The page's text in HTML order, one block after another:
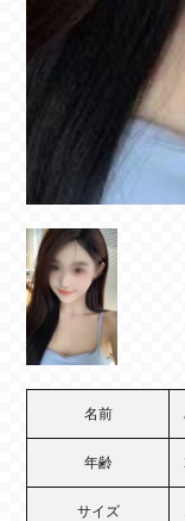
名前
年齢
サイズ